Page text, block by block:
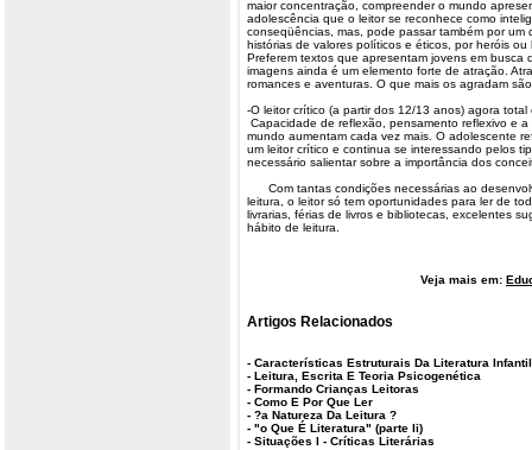
maior concentração, compreender o mundo
adolescência que o leitor se reconhece como
conseqüências, mas, pode passar também por
histórias de valores políticos e éticos, por heróis
Preferem textos que apresentam jovens em busca
imagens ainda é um elemento forte de atração.
romances e aventuras. O que mais os agradam
-O leitor crítico (a partir dos 12/13 anos) agora
Capacidade de reflexão, pensamento reflexivo e
mundo aumentam cada vez mais. O adolescente
um leitor crítico e continua se interessando pelos
necessário salientar sobre a importância dos
Com tantas condições necessárias ao
leitura, o leitor só tem oportunidades para ler de
livrarias, férias de livros e bibliotecas, excelentes
hábito de leitura.
Veja mais em:
Artigos Relacionados
- Características Estruturais Da Literatura
- Leitura, Escrita E Teoria Psicogenética
- Formando Crianças Leitoras
- Como E Por Que Ler
- ?a Natureza Da Leitura ?
- "o Que É Literatura" (parte Ii)
- Situações I - Críticas Literárias